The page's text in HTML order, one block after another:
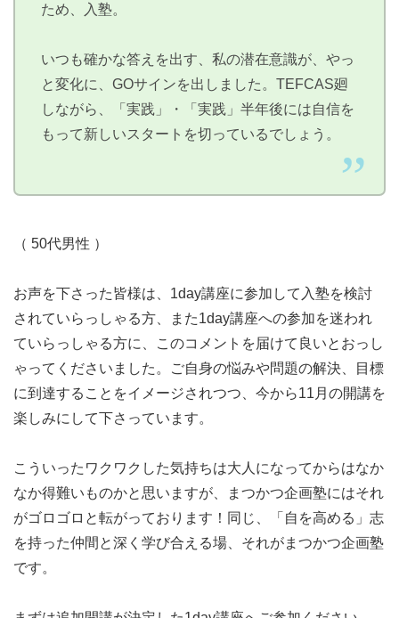
ため、入塾。
いつも確かな答えを出す、私の潜在意識が、やっ
と変化に、GOサインを出しました。TEFCAS廻
しながら、「実践」・「実践」半年後には自信を
もって新しいスタートを切っているでしょう。
（ 50代男性 ）
お声を下さった皆様は、1day講座に参加して入塾を検討
されていらっしゃる方、また1day講座への参加を迷われ
ていらっしゃる方に、このコメントを届けて良いとおっし
ゃってくださいました。ご自身の悩みや問題の解決、目標
に到達することをイメージされつつ、今から11月の開講を
楽しみにして下さっています。
こういったワクワクした気持ちは大人になってからはなか
なか得難いものかと思いますが、まつかつ企画塾にはそれ
がゴロゴロと転がっております！同じ、「自を高める」志
を持った仲間と深く学び合える場、それがまつかつ企画塾
です。